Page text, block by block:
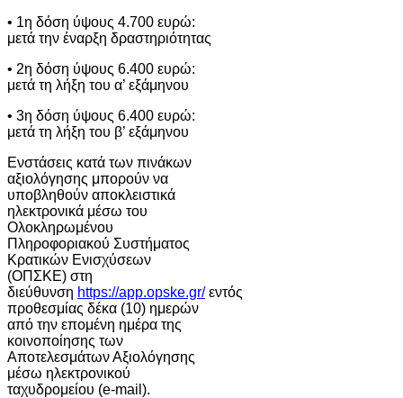
• 1η δόση ύψους 4.700 ευρώ:
μετά την έναρξη δραστηριότητας
• 2η δόση ύψους 6.400 ευρώ:
μετά τη λήξη του α’ εξάμηνου
• 3η δόση ύψους 6.400 ευρώ:
μετά τη λήξη του β’ εξάμηνου
Ενστάσεις κατά των πινάκων
αξιολόγησης μπορούν να
υποβληθούν αποκλειστικά
ηλεκτρονικά μέσω του
Ολοκληρωμένου
Πληροφοριακού Συστήματος
Κρατικών Ενισχύσεων
(ΟΠΣΚΕ) στη
διεύθυνση https://app.opske.gr/εντός
προθεσμίας δέκα (10) ημερών
από την επομένη ημέρα της
κοινοποίησης των
Αποτελεσμάτων Αξιολόγησης
μέσω ηλεκτρονικού
ταχυδρομείου (e-mail).